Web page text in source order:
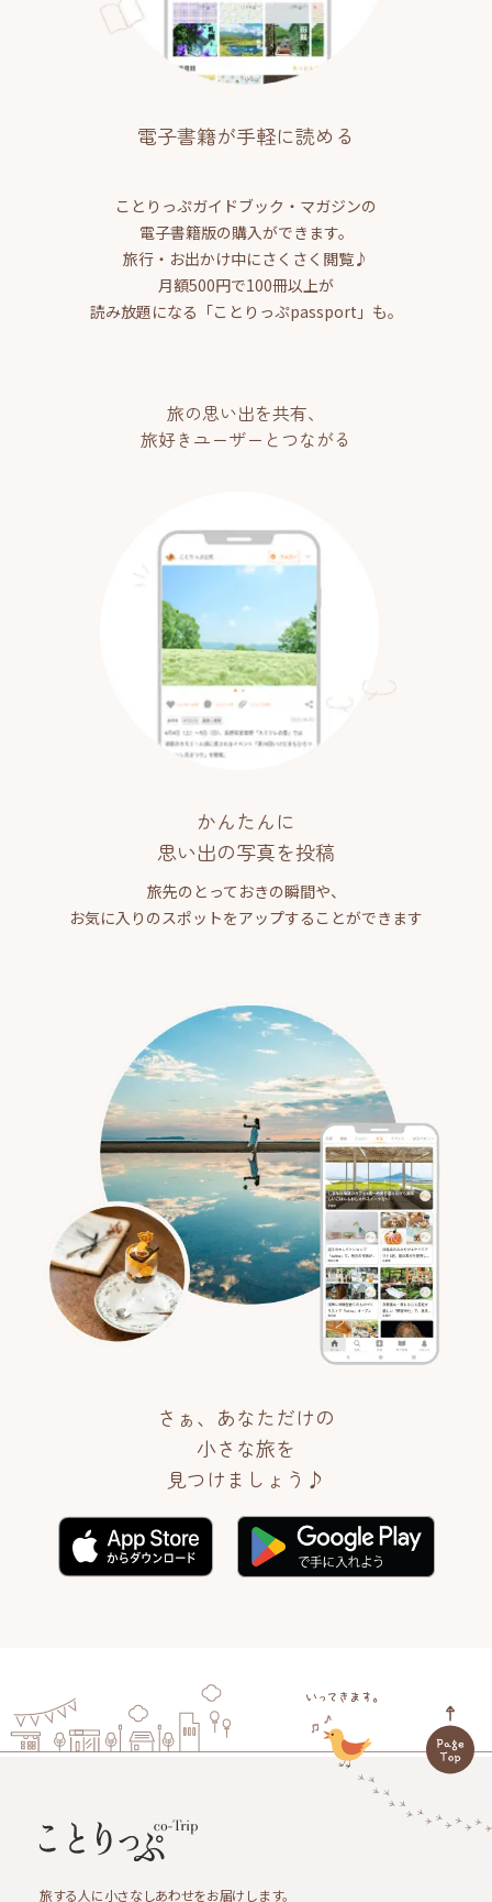
電子書籍が手軽に読める
ことりっぷガイドブック・マガジンの
電子書籍版の購入ができます。
旅行・お出かけ中にさくさく閲覧♪
月額500円で100冊以上が
読み放題になる「ことりっぷpassport」も。
旅の思い出を共有、
旅好きユーザーとつながる
かんたんに
思い出の写真を投稿
旅先のとっておきの瞬間や、
お気に入りのスポットをアップすることができます
さぁ、あなただけの
小さな旅を
見つけましょう♪
旅する人に小さなしあわせをお届けします。